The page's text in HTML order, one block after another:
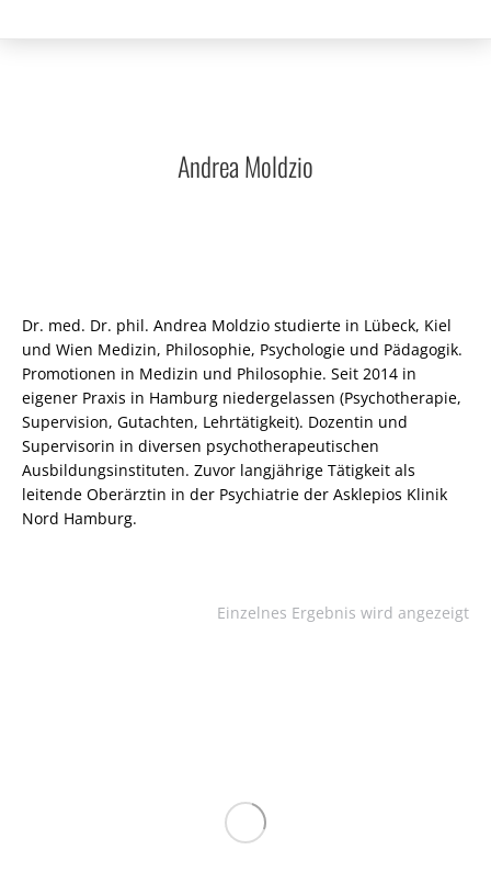
Andrea Moldzio
Dr. med. Dr. phil. Andrea Moldzio studierte in Lübeck, Kiel
und Wien Medizin, Philosophie, Psychologie und Pädagogik.
Promotionen in Medizin und Philosophie. Seit 2014 in
eigener Praxis in Hamburg niedergelassen (Psychotherapie,
Supervision, Gutachten, Lehrtätigkeit). Dozentin und
Supervisorin in diversen psychotherapeutischen
Ausbildungsinstituten. Zuvor langjährige Tätigkeit als
leitende Oberärztin in der Psychiatrie der Asklepios Klinik
Nord Hamburg.
Einzelnes Ergebnis wird angezeigt